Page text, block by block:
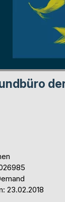
23.02.2018